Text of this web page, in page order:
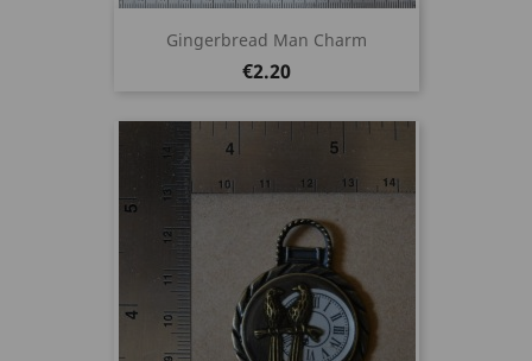
Gingerbread Man Charm
Price
€2.20